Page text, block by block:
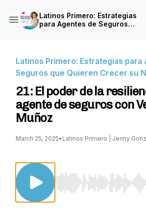
Latinos Primero: Estrategias
para Agentes de Seguros
Latinos Primero: Estrategias para
Seguros que Quieren Crecer su
21: El poder de la
agente de seguros con
Muñoz
March 25, 2025• Latinos Primero | Jenny
Use Left/Right to seek,